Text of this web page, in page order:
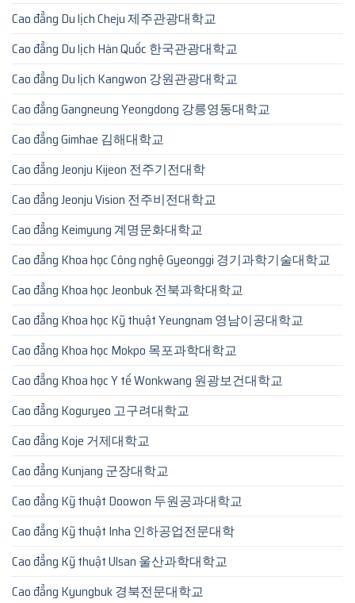
Cao đẳng Du lịch Cheju 제주관광대학교
Cao đẳng Du lịch Hàn Quốc 한국관광대학교
Cao đẳng Du lịch Kangwon 강원관광대학교
Cao đẳng Gangneung Yeongdong 강릉영동대학교
Cao đẳng Gimhae 김해대학교
Cao đẳng Jeonju Kijeon 전주기전대학
Cao đẳng Jeonju Vision 전주비전대학교
Cao đẳng Keimyung 계명문화대학교
Cao đẳng Khoa học Công nghệ Gyeonggi 경기과학기술대학교
Cao đẳng Khoa học Jeonbuk 전북과학대학교
Cao đẳng Khoa học Kỹ thuật Yeungnam 영남이공대학교
Cao đẳng Khoa học Mokpo 목포과학대학교
Cao đẳng Khoa học Y tế Wonkwang 원광보건대학교
Cao đẳng Koguryeo 고구려대학교
Cao đẳng Koje 거제대학교
Cao đẳng Kunjang 군장대학교
Cao đẳng Kỹ thuật Doowon 두원공과대학교
Cao đẳng Kỹ thuật Inha 인하공업전문대학
Cao đẳng Kỹ thuật Ulsan 울산과학대학교
Cao đẳng Kyungbuk 경북전문대학교